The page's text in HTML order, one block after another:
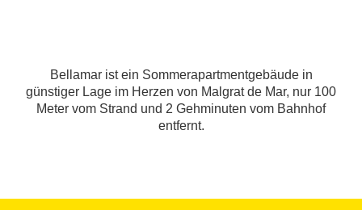
Bellamar ist ein Sommerapartmentgebäude in
günstiger Lage im Herzen von Malgrat de Mar, nur 100
Meter vom Strand und 2 Gehminuten vom Bahnhof
entfernt.